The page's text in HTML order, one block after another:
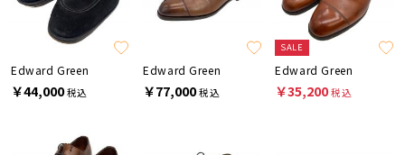
Edward Green
￥44,000税込
Edward Green
￥77,000税込
SALE
Edward Green
￥35,200税込